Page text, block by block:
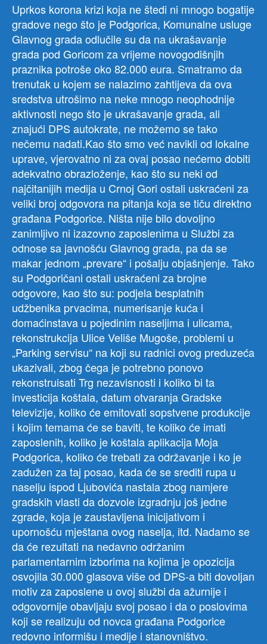
Uprkos korona krizi koja ne štedi ni mnogo bogatije
gradove nego što je Podgorica, Komunalne usluge
Glavnog grada odlučile su da na ukrašavanje
grada pod Goricom za vrijeme novogodišnjih
praznika potroše oko 82.000 eura. Smatramo da
trenutak u kojem se nalazimo zahtijeva da ova
sredstva utrošimo na neke mnogo neophodnije
aktivnosti nego što je ukrašavanje grada, ali
znajući DPS autokrate, ne možemo se tako
nečemu nadati.Kao što smo već navikli od lokalne
uprave, vjerovatno ni za ovaj posao nećemo dobiti
adekvatno obrazloženje, kao što su neki od
najčitanijih medija u Crnoj Gori ostali uskraćeni za
veliki broj odgovora na pitanja koja se tiču direktno
građana Podgorice. Ništa nije bilo dovoljno
zanimljivo ni izazovno zaposlenima u Službi za
odnose sa javnošću Glavnog grada, pa da se
makar jednom „prevare“ i pošalju objašnjenje. Tako
su Podgoričani ostali uskraćeni za brojne
odgovore, kao što su: podjela besplatnih
udžbenika prvacima, numerisanje kuća i
domaćinstava u pojedinim naseljima i ulicama,
rekonstrukcija Ulice Veliše Mugoše, problemi u
„Parking servisu“ na koji su radnici ovog preduzeća
ukazivali, zbog čega je potrebno ponovo
rekonstruisati Trg nezavisnosti i koliko bi ta
investicija koštala, datum otvaranja Gradske
televizije, koliko će emitovati sopstvene produkcije
i kojim temama će se baviti, te koliko će imati
zaposlenih, koliko je koštala aplikacija Moja
Podgorica, koliko će trebati za održavanje i ko je
zadužen za taj posao, kada će se srediti rupa u
naselju ispod Ljubovića nastala zbog namjere
gradskih vlasti da dozvole izgradnju još jedne
zgrade, koja je zaustavljena inicijativom i
upornošću mještana ovog naselja, itd. Nadamo se
da će rezultati na nedavno održanim
parlamentarnim izborima na kojima je opozicija
osvojila 30.000 glasova više od DPS-a biti dovoljan
motiv za zaposlene u ovoj službi da ažurnije i
odgovornije obavljaju svoj posao i da o poslovima
koji se realizuju od novca građana Podgorice
redovno informišu i medije i stanovništvo.